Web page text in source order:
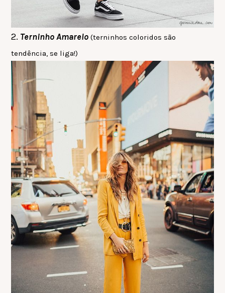
2. Terninho Amarelo (terninhos coloridos são
tendência, se liga!)